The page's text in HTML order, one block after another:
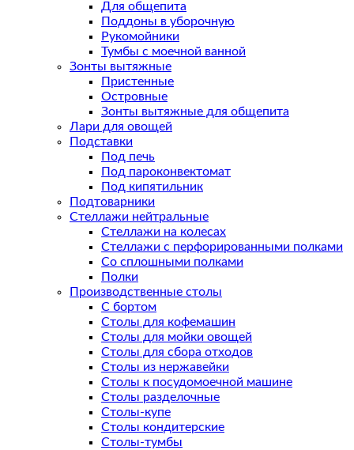
Для общепита
Поддоны в уборочную
Рукомойники
Тумбы с моечной ванной
Зонты вытяжные
Пристенные
Островные
Зонты вытяжные для общепита
Лари для овощей
Подставки
Под печь
Под пароконвектомат
Под кипятильник
Подтоварники
Стеллажи нейтральные
Стеллажи на колесах
Стеллажи с перфорированными полками
Со сплошными полками
Полки
Производственные столы
С бортом
Столы для кофемашин
Столы для мойки овощей
Столы для сбора отходов
Столы из нержавейки
Столы к посудомоечной машине
Столы разделочные
Столы-купе
Столы кондитерские
Столы-тумбы